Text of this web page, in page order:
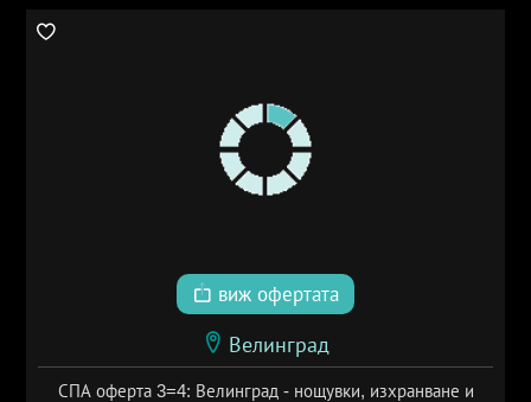
виж офертата
Велинград
СПА оферта 3=4: Велинград - нощувки, изхранване и